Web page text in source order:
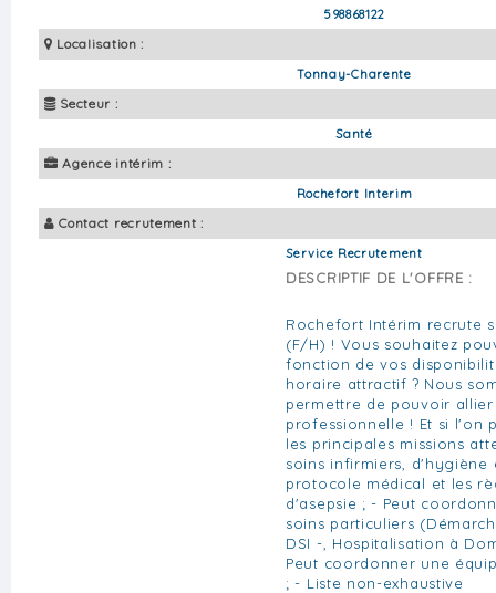
598868122
Localisation :
Tonnay-Charente
Secteur :
Santé
Agence intérim :
Rochefort Interim
Contact recrutement :
Service Recrutement
DESCRIPTIF DE L'OFFRE :
Rochefort Intérim recrute
(F/H) ! Vous souhaitez
fonction de vos
horaire attractif ? Nous
permettre de pouvoir
professionnelle ! Et si l'on
les principales missions
soins infirmiers,
protocole médical et les
d'asepsie ; - Peut
soins particuliers
DSI -, Hospitalisation à
Peut coordonner une
; - Liste non-exhaustive